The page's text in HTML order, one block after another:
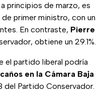
a principios de marzo, es
primer ministro, con un
En contraste, Pierre
obtiene un 29.1%.
el partido liberal podría
en la Cámara Baja
del Partido Conservador.